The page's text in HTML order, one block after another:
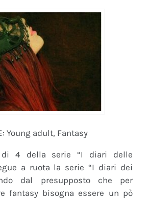
Young adult, Fantasy
di 4 della serie “I diari delle
a ruota la serie “I diari dei
dal presupposto che per
fantasy bisogna essere un pò